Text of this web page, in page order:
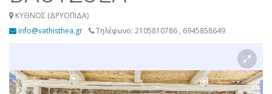
RU
CN
ΚΥΘΝΟΣ (ΔΡΥΟΠΙΔΑ)
info@vathisthea.gr
Τηλέφωνο: 2105810786 , 6945858649